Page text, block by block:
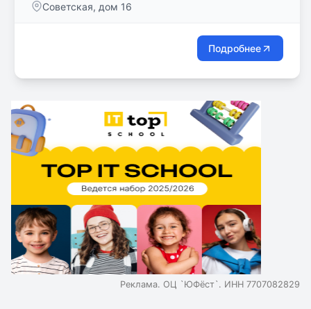
СТУДЕНТЫ ВЕДУЩИХ РОССИЙСКИХ ВУЗОВ
Советская, дом 16
Подробнее
Реклама. ОЦ `ЮФёст`. ИНН 7707082829